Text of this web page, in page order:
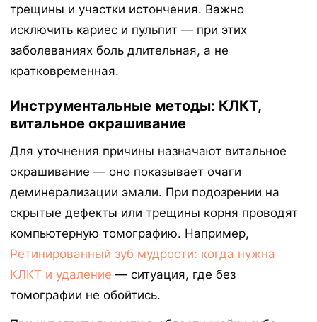
трещины и участки истончения. Важно
исключить кариес и пульпит — при этих
заболеваниях боль длительная, а не
кратковременная.
Инструментальные методы: КЛКТ,
витальное окрашивание
Для уточнения причины назначают витальное
окрашивание — оно показывает очаги
деминерализации эмали. При подозрении на
скрытые дефекты или трещины корня проводят
компьютерную томографию. Например,
Ретинированный зуб мудрости: когда нужна
КЛКТ и удаление — ситуация, где без
томографии не обойтись.